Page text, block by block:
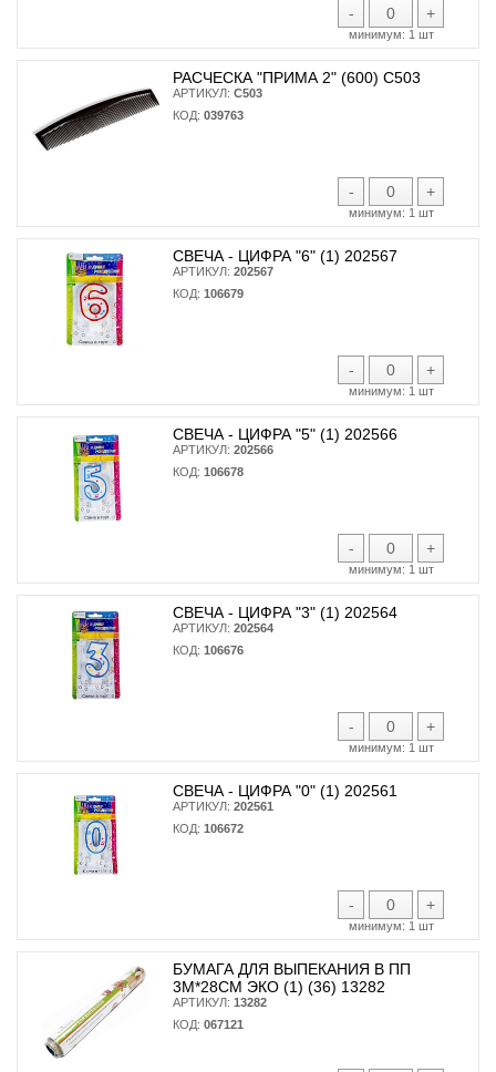
- +
минимум: 1 шт
РАСЧЕСКА "ПРИМА 2" (600) С503
АРТИКУЛ: С503
КОД: 039763
- +
минимум: 1 шт
СВЕЧА - ЦИФРА "6" (1) 202567
АРТИКУЛ: 202567
КОД: 106679
- +
минимум: 1 шт
СВЕЧА - ЦИФРА "5" (1) 202566
АРТИКУЛ: 202566
КОД: 106678
- +
минимум: 1 шт
СВЕЧА - ЦИФРА "3" (1) 202564
АРТИКУЛ: 202564
КОД: 106676
- +
минимум: 1 шт
СВЕЧА - ЦИФРА "0" (1) 202561
АРТИКУЛ: 202561
КОД: 106672
- +
минимум: 1 шт
БУМАГА ДЛЯ ВЫПЕКАНИЯ В ПП
3М*28СМ ЭКО (1) (36) 13282
АРТИКУЛ: 13282
КОД: 067121